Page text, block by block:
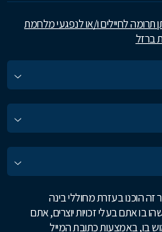
תרומה לחיילים ו/או לנפגעי מלחמת
ברזל
הוכנו בעזרת מחוללי בינה
בו אתם בעלי זכויות יוצרים, אתם
בו, באמצעות כתובת המייל